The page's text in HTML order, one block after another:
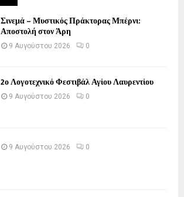
Σινεμά – Μυστικός Πράκτορας Μπέρνι:
Αποστολή στον Άρη
9 Αυγούστου 2026 0
2ο Λογοτεχνικό Φεστιβάλ Αγίου Λαυρεντίου
9 Αυγούστου 2026 0
9 Αυγούστου 2026 0